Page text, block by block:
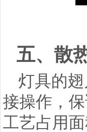
五、散
灯具的
接操作，
工艺占用